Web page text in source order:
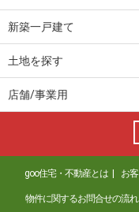
新築一戸建て
土地を探す
店舗/事業用
goo住宅・不動産とは お
物件に関するお問合せの流れ